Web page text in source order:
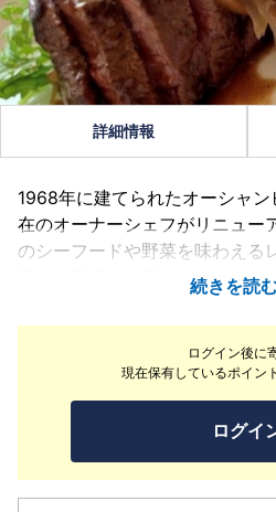
ログイン後に
現在保有しているポイン
ログイ
詳細情報
1968年に建てられたオーシャ
在のオーナーシェフがリニュー
のシーフードや野菜を味わえる
元のお客様にも愛されています。
続きを読